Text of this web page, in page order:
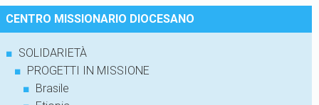
CENTRO MISSIONARIO DIOCESANO
■ SOLIDARIETÀ
■ PROGETTI IN MISSIONE
■ Brasile